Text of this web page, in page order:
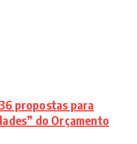
propostas para
do Orçamento